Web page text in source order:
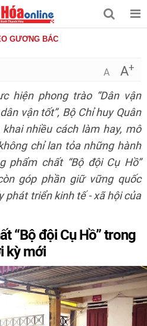
GƯƠNG BÁC
A A+
hiện phong trào “Dân vận
vận tốt”, Bộ Chỉ huy Quân
nhiều cách làm hay, mô
chỉ lan tỏa những hành
phẩm chất “Bộ đội Cụ Hồ”
góp phần giữ vững quốc
phát triển kinh tế - xã hội của
“Bộ đội Cụ Hồ” trong
kỳ mới